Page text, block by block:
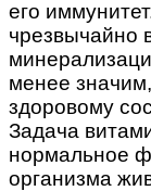
его
чрезвычайно
менее
здоровому
Задача
нормальное
организма